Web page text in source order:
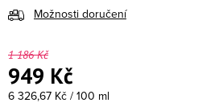
Možnosti doručení
1 186 Kč
949 Kč
Měrná cena:
6 326,67 Kč / 100 ml